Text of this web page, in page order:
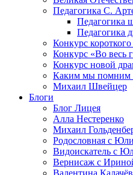
Педагогика С.
Педагогика
Педагогика
Конкурс короткого
Конкурс «Во весь
Конкурс новой
Каким мы помним
Михаил Швейцер
Блоги
Блог Лицея
Алла Нестеренко
Михаил
Родословная с
Видоискатель с
Вернисаж с